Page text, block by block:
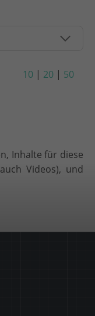
10 | 20 | 50
Inhalte für diese
Videos), und